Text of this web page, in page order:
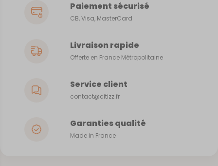
Paiement sécurisé
CB, Visa, MasterCard
Livraison rapide
Offerte en France Métropolitaine
Service client
contact@citizz.fr
Garanties qualité
Made in France